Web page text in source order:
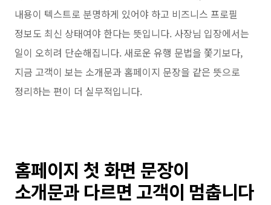
내용이 텍스트로 분명하게 있어야 하고 비즈니스 프로필
정보도 최신 상태여야 한다는 뜻입니다. 사장님 입장에서는
일이 오히려 단순해집니다. 새로운 유행 문법을 쫓기보다,
지금 고객이 보는 소개문과 홈페이지 문장을 같은 뜻으로
정리하는 편이 더 실무적입니다.
홈페이지 첫 화면 문장이
소개문과 다르면 고객이 멈춥니다